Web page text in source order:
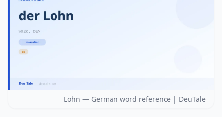
Lohn — German word reference | DeuTale